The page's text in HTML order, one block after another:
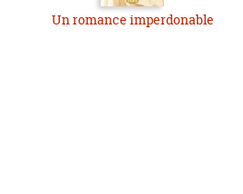
Un romance imperdonable